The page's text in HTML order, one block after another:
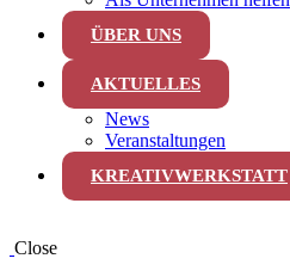
ÜBER UNS
AKTUELLES
News
Veranstaltungen
KREATIVWERKSTATT
Close